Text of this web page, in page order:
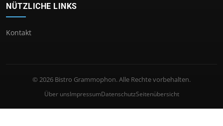
NÜTZLICHE LINKS
Kontakt
© 2026 Bistro Grammophon. Alle Rechte vorbehalten.
Über unsImpressumDatenschutzSeitenübersicht